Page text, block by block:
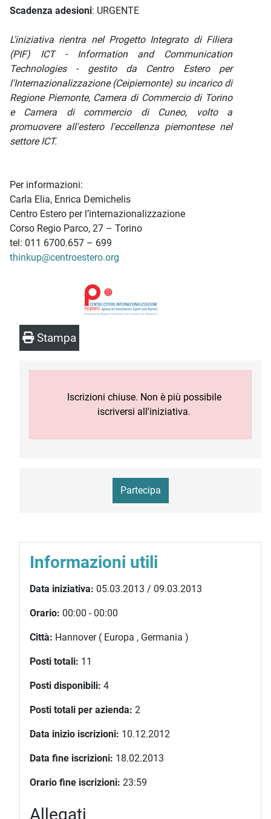
Scadenza adesioni: URGENTE
L'iniziativa rientra nel Progetto Integrato di Filiera
(PIF) ICT - Information and Communication
Technologies - gestito da Centro Estero per
l'Internazionalizzazione (Ceipiemonte) su incarico di
Regione Piemonte, Camera di Commercio di Torino
e Camera di commercio di Cuneo, volto a
promuovere all'estero l'eccellenza piemontese nel
settore ICT.
Per informazioni:
Carla Elia, Enrica Demichelis
Centro Estero per l’internazionalizzazione
Corso Regio Parco, 27 – Torino
tel: 011 6700.657 – 699
thinkup@centroestero.org
Stampa
Iscrizioni chiuse. Non è più possibile
iscriversi all'iniziativa.
Partecipa
Informazioni utili
Data iniziativa: 05.03.2013 / 09.03.2013
Orario: 00:00 - 00:00
Città: Hannover ( Europa , Germania )
Posti totali: 11
Posti disponibili: 4
Posti totali per azienda: 2
Data inizio iscrizioni: 10.12.2012
Data fine iscrizioni: 18.02.2013
Orario fine iscrizioni: 23:59
Allegati